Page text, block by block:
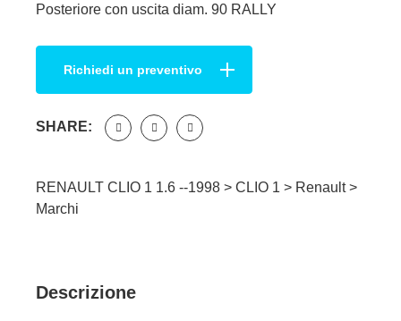
Posteriore con uscita diam. 90 RALLY
Richiedi un preventivo
SHARE:
RENAULT CLIO 1 1.6 --1998 > CLIO 1 > Renault>
Marchi
Descrizione